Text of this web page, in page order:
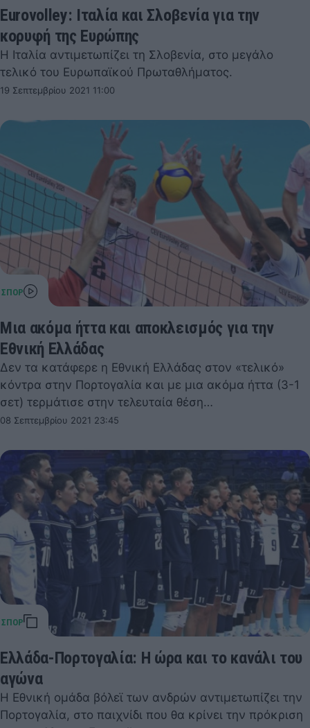
Eurovolley: Ιταλία και Σλοβενία για την
κορυφή της Ευρώπης
Η Ιταλία αντιμετωπίζει τη Σλοβενία, στο μεγάλο
τελικό του Ευρωπαϊκού Πρωταθλήματος.
19 Σεπτεμβρίου 2021 11:00
Μια ακόμα ήττα και αποκλεισμός για την
Εθνική Ελλάδας
Δεν τα κατάφερε η Εθνική Ελλάδας στον «τελικό»
κόντρα στην Πορτογαλία και με μια ακόμα ήττα (3-1
σετ) τερμάτισε στην τελευταία θέση…
08 Σεπτεμβρίου 2021 23:45
Ελλάδα-Πορτογαλία: Η ώρα και το κανάλι του
αγώνα
Η Εθνική ομάδα βόλεϊ των ανδρών αντιμετωπίζει την
Πορτογαλία, στο παιχνίδι που θα κρίνει την πρόκριση